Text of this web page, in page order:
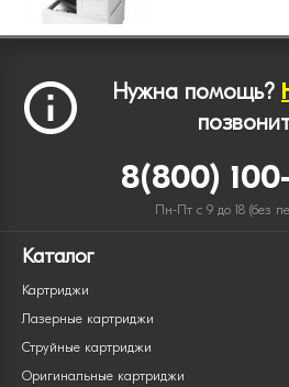
Нужна помощь?
8(800)
Пн-Пт с 9 до 18 (без
Каталог
Картриджи
Лазерные картриджи
Струйные картриджи
Оригинальные картриджи